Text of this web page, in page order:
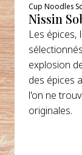
Cup Noodles
Nissin
Les épices,
explosion
des épices
l'on ne
originales.